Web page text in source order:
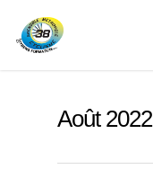
Août 2022